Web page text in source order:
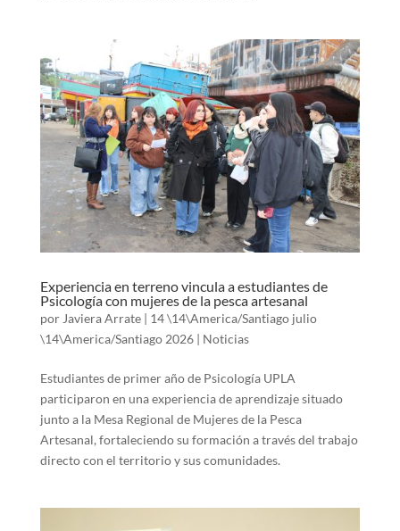
Experiencia en terreno vincula a estudiantes de
Psicología con mujeres de la pesca artesanal
por Javiera Arrate| 14 \14\America/Santiago julio
\14\America/Santiago 2026| Noticias
Estudiantes de primer año de Psicología UPLA
participaron en una experiencia de aprendizaje situado
junto a la Mesa Regional de Mujeres de la Pesca
Artesanal, fortaleciendo su formación a través del trabajo
directo con el territorio y sus comunidades.